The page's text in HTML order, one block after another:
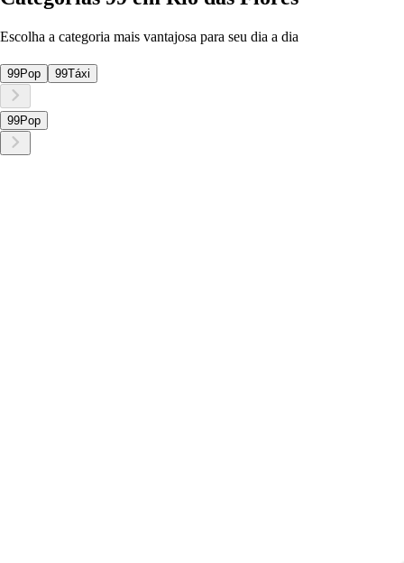
Escolha a categoria mais vantajosa para seu dia a dia
99Pop 99Táxi
99Pop